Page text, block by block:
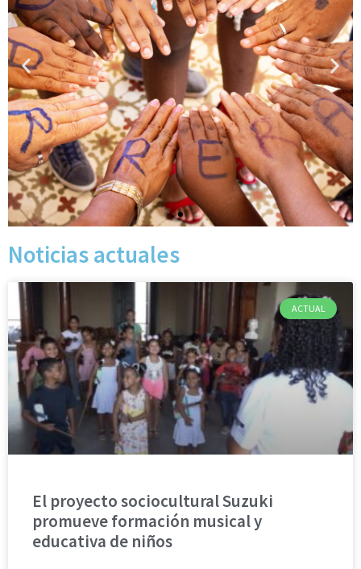
Escuela Especial para
Niños y Adolescentes
con Trastornos
Espectro de Autismo
Para ofrecer un mejor entorno de
aprendizaje a los niños con trastornos del
espectro autista, apoyamos la renovación
Al proyecto
Noticias actuales
ACTUAL
El proyecto sociocultural Suzuki
promueve formación musical y
educativa de niños